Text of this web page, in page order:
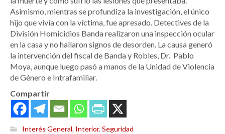
Asimismo, mientras se profundiza la investigación, el único
hijo que vivía con la víctima, fue apresado. Detectives de la
División Homicidios Banda realizaron una inspección ocular
en la casa y no hallaron signos de desorden. La causa generó
la intervención del fiscal de Banda y Robles, Dr. Pablo
Moya, aunque luego pasó a manos de la Unidad de Violencia
de Género e Intrafamiliar.
Compartir
Interés General, Interior, Seguridad